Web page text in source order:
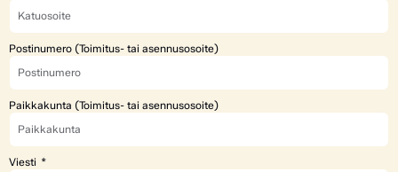
Postinumero (Toimitus- tai asennusosoite)
Paikkakunta (Toimitus- tai asennusosoite)
Viesti